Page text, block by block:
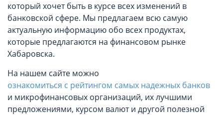
который хочет быть в курсе всех изменений в
банковской сфере. Мы предлагаем всю самую
актуальную информацию обо всех продуктах,
которые предлагаются на финансовом рынке
Хабаровска.
На нашем сайте можно
ознакомиться с рейтингом самых надежных банков
и микрофинансовых организаций, их лучшими
предложениями, курсом валют и другой полезной